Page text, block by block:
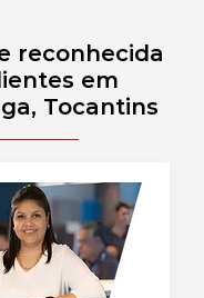
reconhecida
em
Tocantins